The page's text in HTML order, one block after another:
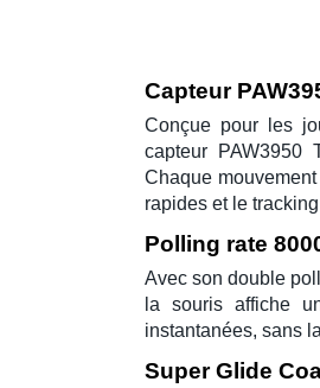
Capteur
Conçue pour les
capteur
PAW3950
Chaque
rapides et le
Polling rate
Avec sondouble
la souris affiche
instantanées, sans
Super Glide